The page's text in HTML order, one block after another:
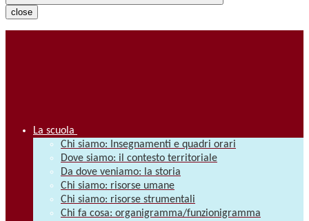
close
La scuola
Chi siamo: Insegnamenti e quadri orari
Dove siamo: il contesto territoriale
Da dove veniamo: la storia
Chi siamo: risorse umane
Chi siamo: risorse strumentali
Chi fa cosa: organigramma/funzionigramma